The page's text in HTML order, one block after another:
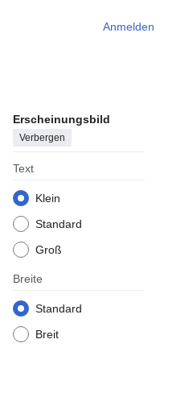
Anmelden
Erscheinungsbild
Verbergen
Text
Klein
Standard
Groß
Breite
Standard
Breit